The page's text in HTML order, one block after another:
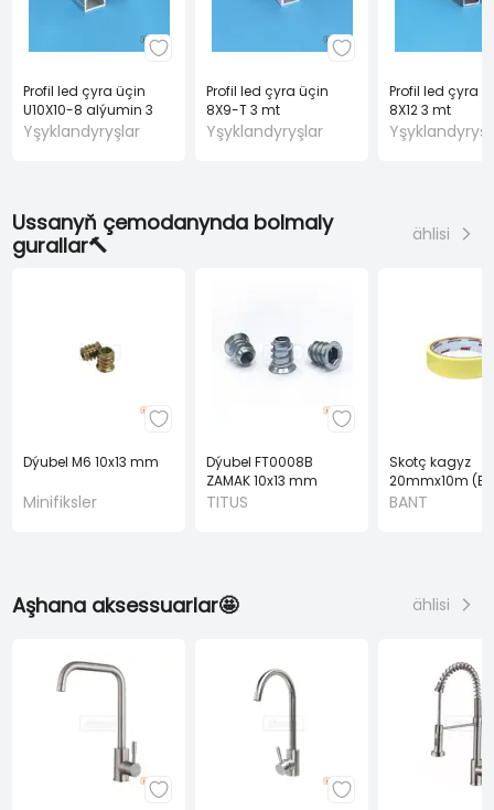
Profil led çyra üçin
U10X10-8 alýumin 3
mt
Yşyklandyryşlar
Profil led çyra üçin
8X9-T 3 mt
Yşyklandyryşlar
Profil led çyra
8X12 3 mt
Ussanyň çemodanynda bolmaly
gurallar🔨
ählisi
Dýubel M6 10x13 mm
Minifiksler
Dýubel FT0008B
ZAMAK 10x13 mm
(TITUS)
TITUS
Skotç kagyz
20mmx10m
BANT
Aşhana aksessuarlar🤩 ählisi